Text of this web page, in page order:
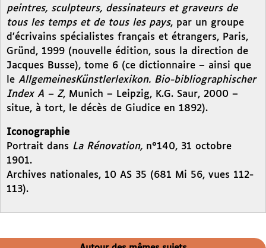
peintres, sculpteurs, dessinateurs et graveurs de
tous les temps et de tous les pays, par un groupe
d’écrivains spécialistes français et étrangers, Paris,
Gründ, 1999 (nouvelle édition, sous la direction de
Jacques Busse), tome 6 (ce dictionnaire – ainsi que
le AllgemeinesKünstlerlexikon. Bio-bibliographischer
Index A – Z, Munich – Leipzig, K.G. Saur, 2000 –
situe, à tort, le décès de Giudice en 1892).
Iconographie
Portrait dans La Rénovation, n°140, 31 octobre
1901.
Archives nationales, 10 AS 35 (681 Mi 56, vues 112-
113).